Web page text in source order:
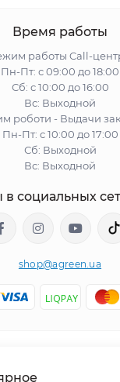
Время работы
работы Call-
Пн-Пт: с 09:00 до 18:00
Сб: с 10:00 до 16:00
Вс: Выходной
роботи - Выдачи
Пн-Пт: с 10:00 до 17:00
Сб: Выходной
Вс: Выходной
социальных
shop@agreen.ua